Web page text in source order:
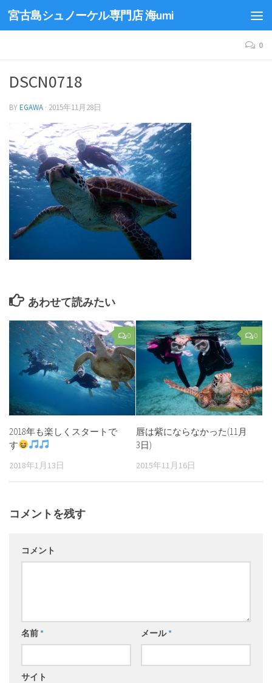
宮古島シュノーケル専門店 海umi
0
DSCN0718
BYEGAWA · 2015年11月28日
あわせて読みたい
0
2018年も楽しくスタートで
す
2018年1月13日
0
唇は紫にならなかった(11月
3日)
2015年11月16日
コメントを残す
コメント
名前* メール*
サイト